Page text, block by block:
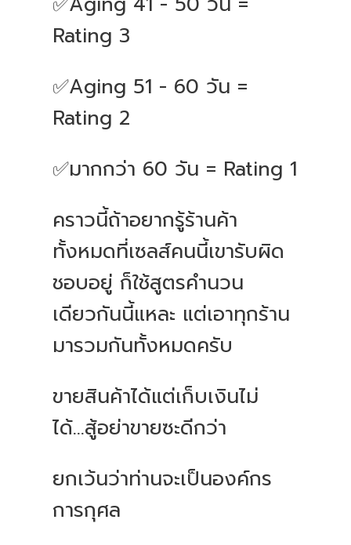
Rating 3
✅Aging 51 - 60 วัน =
Rating 2
✅มากกว่า 60 วัน = Rating 1
คราวนี้ถ้าอยากรู้ร้านค้า
ทั้งหมดที่เซลส์คนนี้เขารับผิด
ชอบอยู่ ก็ใช้สูตรคำนวน
เดียวกันนี้แหละ แต่เอาทุกร้าน
มารวมกันทั้งหมดครับ
ขายสินค้าได้แต่เก็บเงินไม่
ได้...สู้อย่าขายซะดีกว่า
ยกเว้นว่าท่านจะเป็นองค์กร
การกุศล